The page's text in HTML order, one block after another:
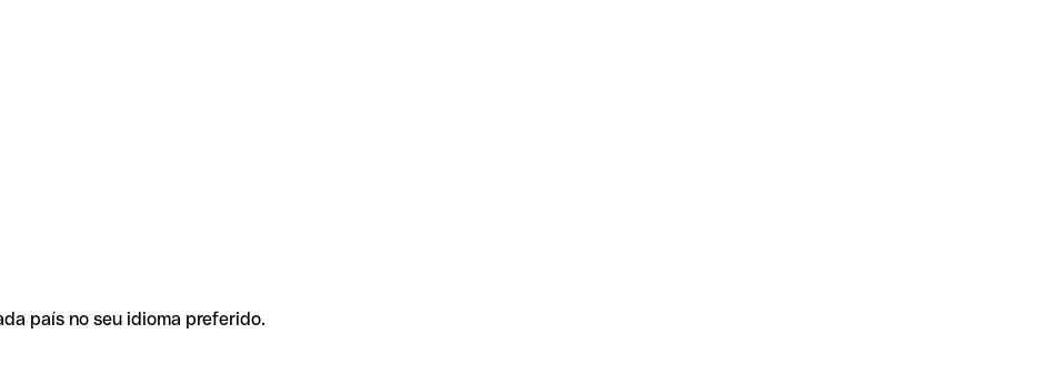
país no seu idioma preferido.